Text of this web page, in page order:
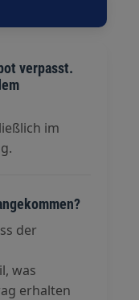
verpasst.
im
der
was
erhalten